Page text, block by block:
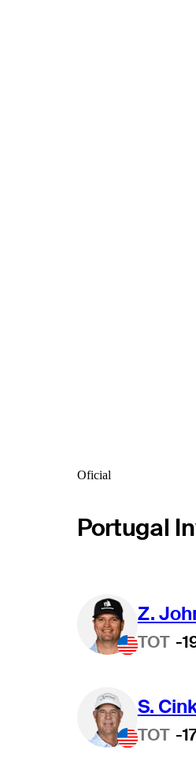
Oficial
Portugal
Z.
TOT -
S.
TOT -